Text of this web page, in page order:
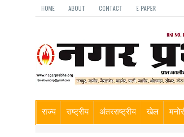
HOME ABOUT CONTACT E-PAPER
राज्य राष्ट्रीय अंतरराष्ट्रीय खेल